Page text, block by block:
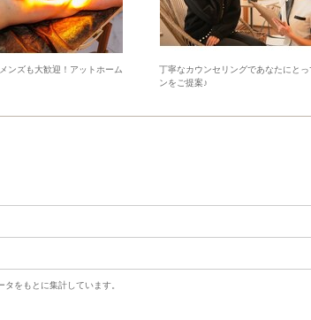
ンズも大歓迎！アットホーム
丁寧なカウンセリングであなたにと
ンをご提案♪
をもとに集計しています。